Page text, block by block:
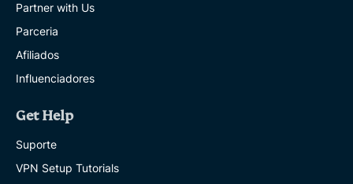
Partner with Us
Parceria
Afiliados
Influenciadores
Get Help
Suporte
VPN Setup Tutorials